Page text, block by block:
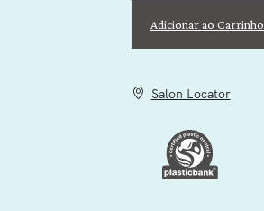
Adicionar ao Carrinho
Salon Locator